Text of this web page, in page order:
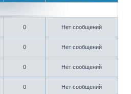
0 Нет сообщений
0 Нет сообщений
0 Нет сообщений
0 Нет сообщений